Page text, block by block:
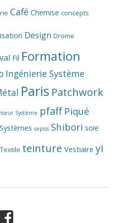
Café Chemise concepts
Design Drome
Fil Formation
Ingénierie Système
Paris Patchwork
Système pfaff Piqué
sepsis Shibori soie
teinture Vestiaire yi
Facebook